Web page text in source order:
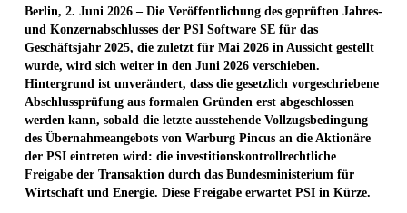
Berlin, 2. Juni 2026 – Die Veröffentlichung des geprüften Jahres-
und Konzernabschlusses der PSI Software SE für das
Geschäftsjahr 2025, die zuletzt für Mai 2026 in Aussicht gestellt
wurde, wird sich weiter in den Juni 2026 verschieben.
Hintergrund ist unverändert, dass die gesetzlich vorgeschriebene
Abschlussprüfung aus formalen Gründen erst abgeschlossen
werden kann, sobald die letzte ausstehende Vollzugsbedingung
des Übernahmeangebots von Warburg Pincus an die Aktionäre
der PSI eintreten wird: die investitionskontrollrechtliche
Freigabe der Transaktion durch das Bundesministerium für
Wirtschaft und Energie. Diese Freigabe erwartet PSI in Kürze.